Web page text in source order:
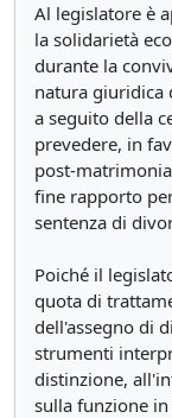
Al legislatore è
la solidarietà
durante la
natura giuridica
a seguito della
prevedere, in
post-
fine rapporto
sentenza di
Poiché il
quota di
dell'assegno di
strumenti
distinzione,
sulla funzione